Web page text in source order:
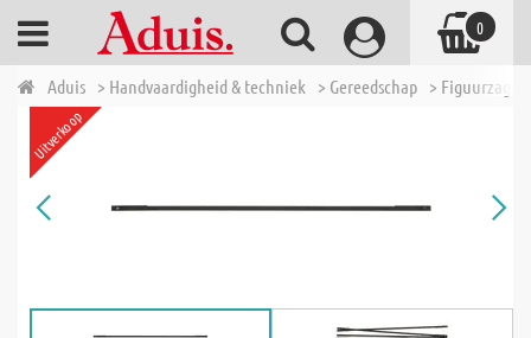
Aduis > Handvaardigheid & techniek > Gereedschap >
Uitverkoop
0